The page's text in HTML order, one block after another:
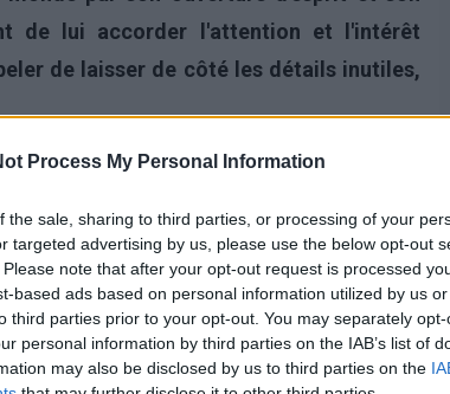
Process My Personal Information
the sale, sharing to third parties, or processing of your
targeted advertising by us, please use the below opt-out
note that after your opt-out request is processed
based ads based on personal information utilized by us
third parties prior to your opt-out. You may separately
personal information by third parties on the IAB’s list of
may also be disclosed by us to third parties on the
de lui accorder l'attention et l'intérêt
de laisser de côté les détails inutiles,